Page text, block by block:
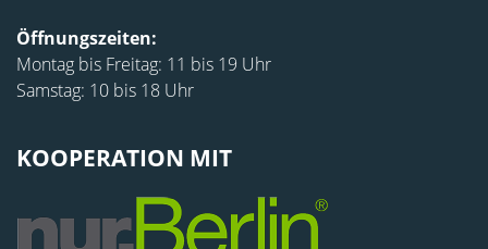
Öffnungszeiten:
Montag bis Freitag: 11 bis 19 Uhr
Samstag: 10 bis 18 Uhr
KOOPERATION MIT